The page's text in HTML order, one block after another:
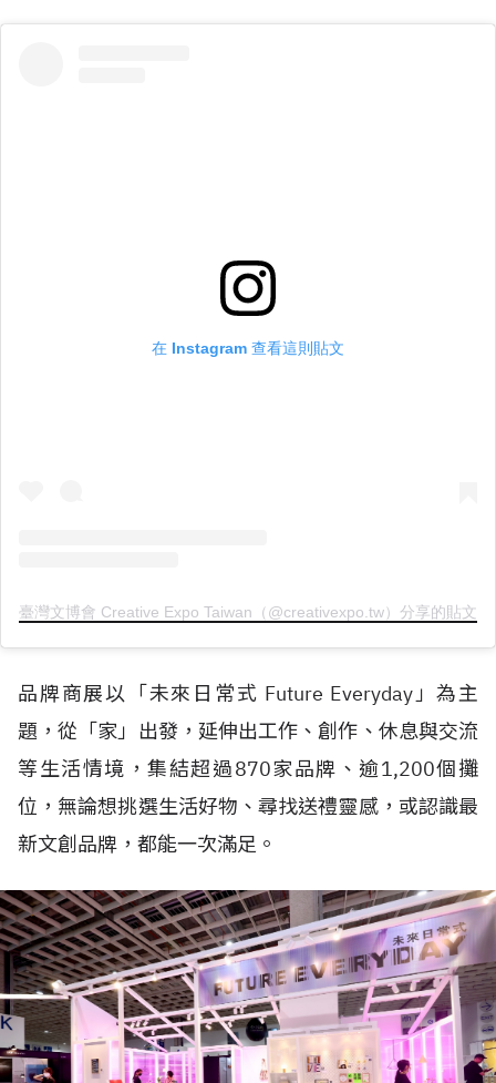
在 Instagram 查看這則貼文
臺灣文博會 Creative Expo Taiwan（@creativexpo.tw）分享的貼文
品牌商展以「未來日常式 Future Everyday」為主
題，從「家」出發，延伸出工作、創作、休息與交流
等生活情境，集結超過870家品牌、逾1,200個攤
位，無論想挑選生活好物、尋找送禮靈感，或認識最
新文創品牌，都能一次滿足。